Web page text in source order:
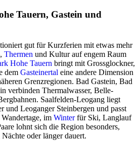
Tauern, Gastein und
gut für Kurzferien mit etwas mehr
Thermen und Kultur auf engem Raum
Hohe Tauern bringt mit Grossglockner,
dem Gasteinertal eine andere Dimension
Grenzregionen. Bad Gastein, Bad
verbinden Thermalwasser, Belle-
Saalfelden-Leogang liegt
und Leoganger Steinbergen und passt
im Winterfür Ski, Langlauf
lohnt sich die Region besonders,
oder länger dauert.